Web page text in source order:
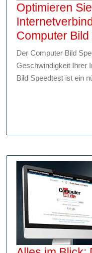
Optimieren
Computer
Der Computer Bild
Geschwindigkeit Ihrer
Bild Speedtest ist ein